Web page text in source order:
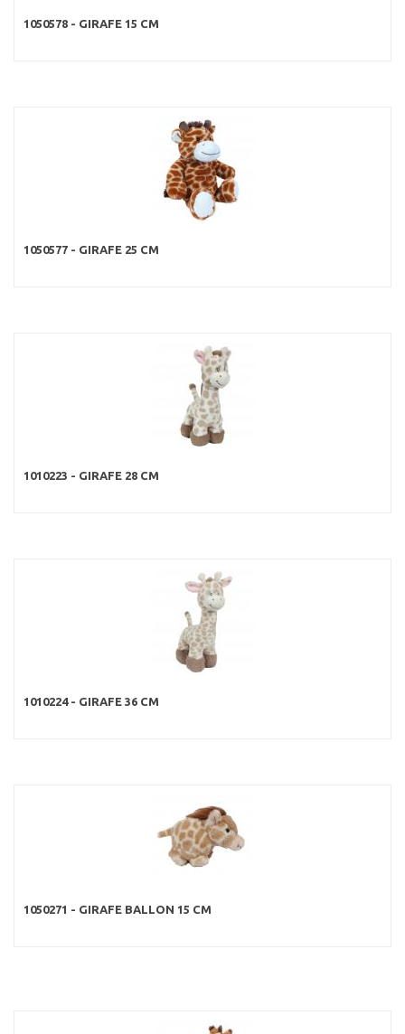
1050578 - GIRAFE 15 CM
1050577 - GIRAFE 25 CM
1010223 - GIRAFE 28 CM
1010224 - GIRAFE 36 CM
1050271 - GIRAFE BALLON 15 CM